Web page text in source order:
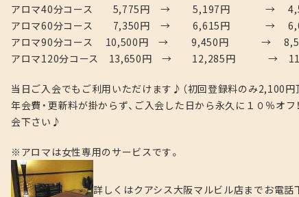
アロマ40分コース 5,775円 → 5,197円 →
アロマ60分コース 7,350円 → 6,615円 →
アロマ90分コース 10,500円 → 9,450円 →
アロマ120分コース 13,650円 → 12,285円 →
当日ご入会でもご利用いただけます♪（初回登録料のみ2,100円
年会費・更新料が掛からず、ご入会した日から永久に１０％オ
会下さい♪
※アロマは女性専用のサービスです。
詳しくはクアシス大阪マルビル店までお電